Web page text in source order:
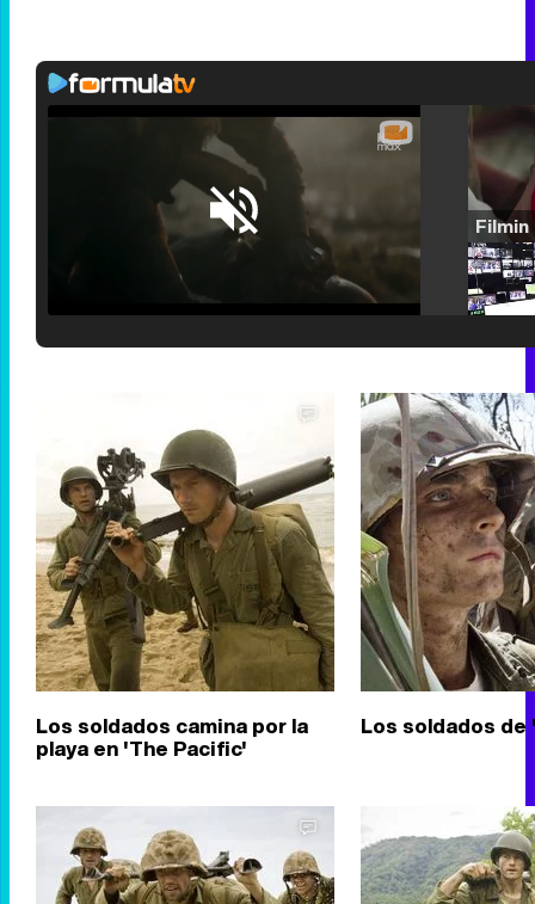
Los soldados camina por la
playa en 'The Pacific'
Los soldados